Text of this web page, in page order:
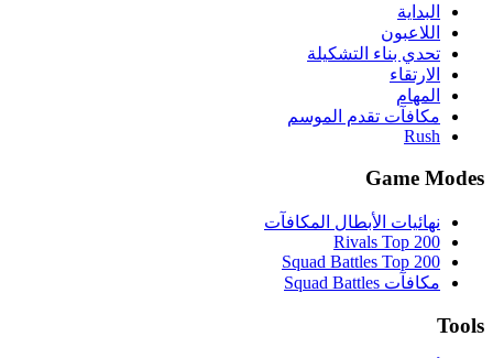
البداية
اللاعبون
تحدي بناء التشكيلة
الارتقاء
المهام
مكافآت تقدم الموسم
Rush
Game Modes
نهائيات الأبطال المكافآت
Rivals Top 200
Squad Battles Top 200
مكافآت Squad Battles
Tools